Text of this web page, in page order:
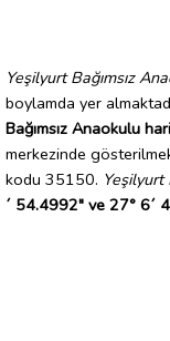
Yeşilyurt Bağımsız
boylamda yer
Bağımsız Anaokulu
merkezinde
kodu 35150. Yeşilyurt
´ 54.4992" ve 27° 6´